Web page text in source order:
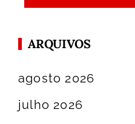
ARQUIVOS
agosto 2026
julho 2026